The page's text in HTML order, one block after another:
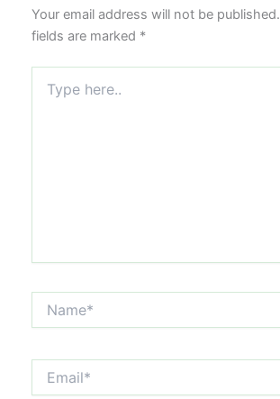
Your email address will not be published.
fields are marked *
here..